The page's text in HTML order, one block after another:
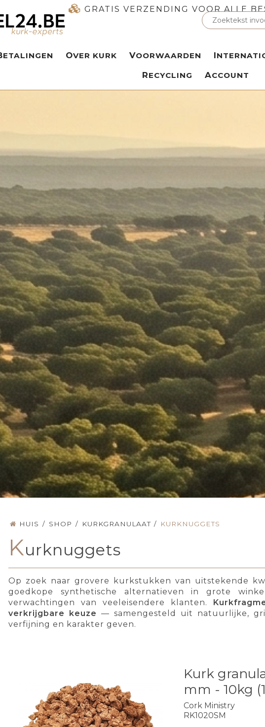
GRATIS VERZENDING VOOR ALLE
BETALINGEN OVER KURK VOORWAARDEN
RECYCLING ACCOUNT
HUIS / SHOP / KURKGRANULAAT / KURKNUGGETS
Kurknuggets
Op zoek naar grovere kurkstukken van uitstekende
goedkope synthetische alternatieven in grote
verwachtingen van veeleisendere klanten.
verkrijgbare keuze — samengesteld uit natuurlijke,
verfijning en karakter geven.
Kurk
mm - 10kg
Cork Ministry
RK1020SM